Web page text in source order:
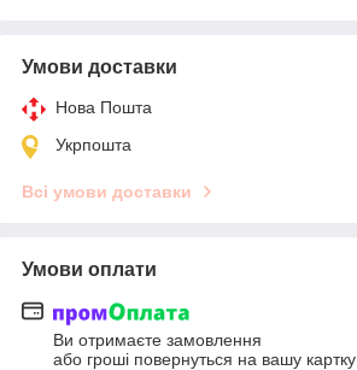
Умови доставки
Нова Пошта
Укрпошта
Всі умови доставки
Умови оплати
Ви отримаєте замовлення
або гроші повернуться на вашу картку